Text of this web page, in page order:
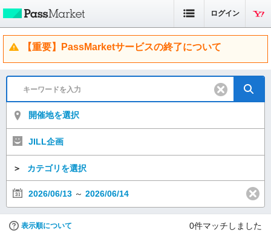
ログイン
【重要】PassMarketサービスの終了について
開催地を選択
JILL企画
＞ カテゴリを選択
2026/06/13 ～ 2026/06/14
表示順について 0件マッチしました